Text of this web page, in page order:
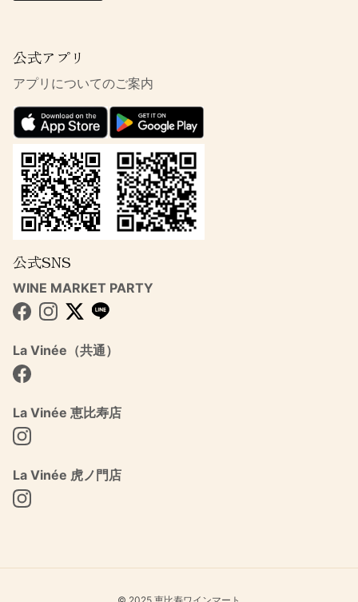
公式アプリ
アプリについてのご案内
公式SNS
WINE MARKET PARTY
Facebook
Instagram
Twitter
La Vinée（共通）
Facebook
La Vinée 恵比寿店
Instagram
La Vinée 虎ノ門店
Instagram